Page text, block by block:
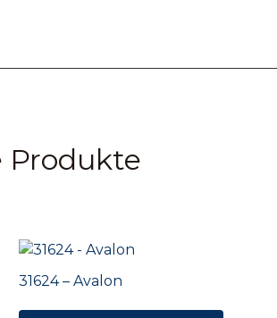
Produkte
31624 – Avalon